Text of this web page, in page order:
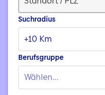
Suchradius
+10 Km
Berufsgruppe
Wählen...